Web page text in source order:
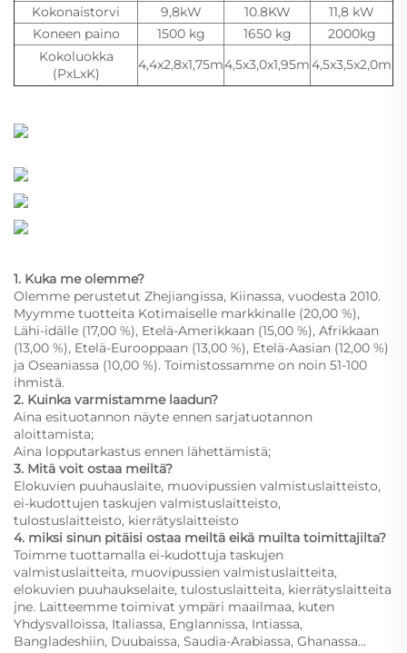
Kokonaistorvi 9,8kW 10.8KW
11,8 kW
Koneen paino
1500 kg 1650 kg
2000kg
Kokoluokka
(PxLxK)
4,4x2,8x1,75m4,5x3,0x1,95m4,5x3,5x2,0m
1. Kuka me olemme?
Olemme perustetut Zhejiangissa, Kiinassa, vuodesta 2010.
Myymme tuotteita Kotimaiselle markkinalle (20,00 %),
Lähi-idälle (17,00 %), Etelä-Amerikkaan (15,00 %), Afrikkaan
(13,00 %), Etelä-Eurooppaan (13,00 %), Etelä-Aasian (12,00 %)
ja Oseaniassa (10,00 %). Toimistossamme on noin 51-100
ihmistä.
2. Kuinka varmistamme laadun?
Aina esituotannon näyte ennen sarjatuotannon
aloittamista;
Aina lopputarkastus ennen lähettämistä;
3. Mitä voit ostaa meiltä?
Elokuvien puuhauslaite, muovipussien valmistuslaitteisto,
ei-kudottujen taskujen valmistuslaitteisto,
tulostuslaitteisto, kierrätyslaitteisto
4. miksi sinun pitäisi ostaa meiltä eikä muilta toimittajilta?
Toimme tuottamalla ei-kudottuja taskujen
valmistuslaitteita, muovipussien valmistuslaitteita,
elokuvien puuhaukselaite, tulostuslaitteita, kierrätyslaitteita
jne. Laitteemme toimivat ympäri maailmaa, kuten
Yhdysvalloissa, Italiassa, Englannissa, Intiassa,
Bangladeshiin, Duubaissa, Saudia-Arabiassa, Ghanassa...